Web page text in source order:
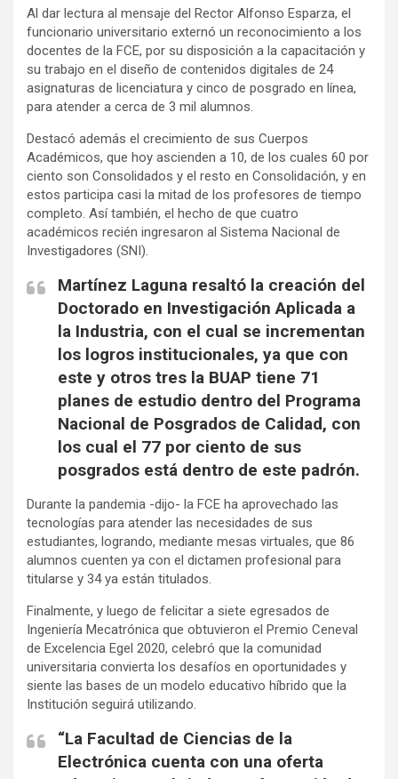
Al dar lectura al mensaje del Rector Alfonso Esparza, el
funcionario universitario externó un reconocimiento a los
docentes de la FCE, por su disposición a la capacitación y
su trabajo en el diseño de contenidos digitales de 24
asignaturas de licenciatura y cinco de posgrado en línea,
para atender a cerca de 3 mil alumnos.
Destacó además el crecimiento de sus Cuerpos
Académicos, que hoy ascienden a 10, de los cuales 60 por
ciento son Consolidados y el resto en Consolidación, y en
estos participa casi la mitad de los profesores de tiempo
completo. Así también, el hecho de que cuatro
académicos recién ingresaron al Sistema Nacional de
Investigadores (SNI).
Martínez Laguna resaltó la creación del
Doctorado en Investigación Aplicada a
la Industria, con el cual se incrementan
los logros institucionales, ya que con
este y otros tres la BUAP tiene 71
planes de estudio dentro del Programa
Nacional de Posgrados de Calidad, con
los cual el 77 por ciento de sus
posgrados está dentro de este padrón.
Durante la pandemia -dijo- la FCE ha aprovechado las
tecnologías para atender las necesidades de sus
estudiantes, logrando, mediante mesas virtuales, que 86
alumnos cuenten ya con el dictamen profesional para
titularse y 34 ya están titulados.
Finalmente, y luego de felicitar a siete egresados de
Ingeniería Mecatrónica que obtuvieron el Premio Ceneval
de Excelencia Egel 2020, celebró que la comunidad
universitaria convierta los desafíos en oportunidades y
siente las bases de un modelo educativo híbrido que la
Institución seguirá utilizando.
“La Facultad de Ciencias de la
Electrónica cuenta con una oferta